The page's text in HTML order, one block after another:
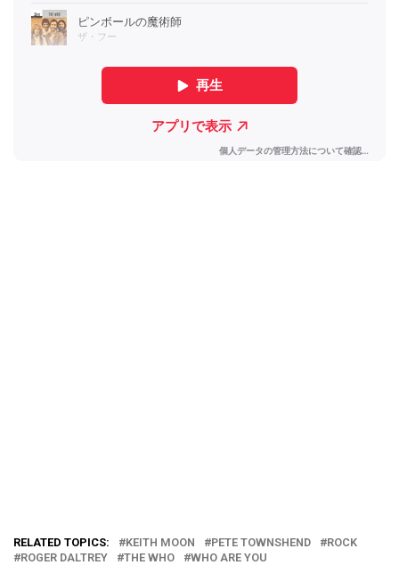
RELATED TOPICS: KEITH MOON PETE TOWNSHEND
ROCK
ROGER DALTREY
THE WHO WHO ARE YOU